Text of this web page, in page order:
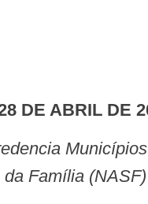
DE ABRIL DE
Família (NASF)